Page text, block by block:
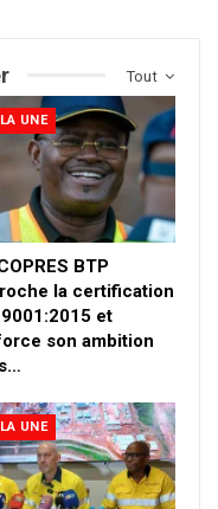
Tout
UNE
BTP
la certification
9001:2015 et
son ambition
UNE